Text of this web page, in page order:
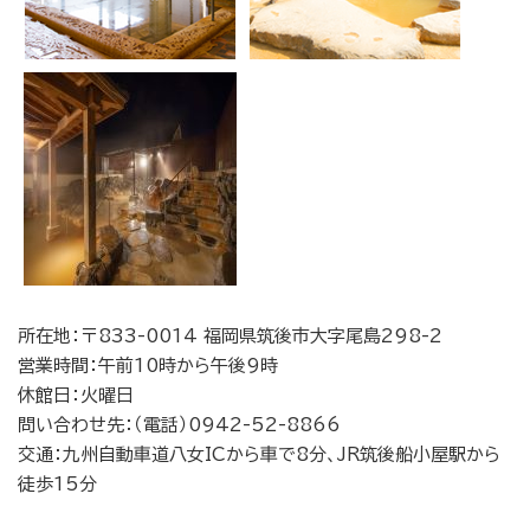
所在地： 〒833-0014 福岡県筑後市大字尾島298-2
営業時間：午前10時から午後9時
休館日：火曜日
問い合わせ先：（電話）0942-52-8866
交通：九州自動車道八女ICから車で8分、JR筑後船小屋駅から
徒歩15分